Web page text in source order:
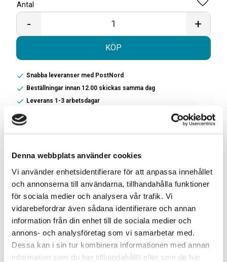
Denna webbplats använder cookies
Vi använder enhetsidentifierare för att anpassa innehållet
och annonserna till användarna, tillhandahålla funktioner
för sociala medier och analysera vår trafik. Vi
vidarebefordrar även sådana identifierare och annan
information från din enhet till de sociala medier och
annons- och analysföretag som vi samarbetar med.
Dessa kan i sin tur kombinera informationen med annan
information som du har tillhandahållit eller som de har
Antal
+
-
KÖP
Lägg
Snabba leveranser med PostNord
Beställningar innan 12.00 skickas samma dag
Leverans 1-3 arbetsdagar
Artikelnr
7330196002162-5387
Format
Large
Smak
Bergamott, citrus
Beskrivning:
Knox Ultra Stark White Portionssnus: Knox Ultra Stark
fräsch och fruktig smak. Portionerna är vita och ger en